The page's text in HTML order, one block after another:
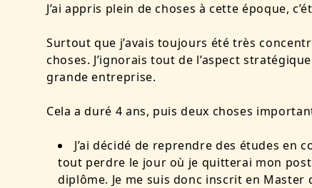
J’ai appris plein de choses à cette époque,
Surtout que j’avais toujours été très
choses. J’ignorais tout de l’aspect
grande entreprise.
Cela a duré 4 ans, puis deux choses
J’ai décidé de reprendre des études en
tout perdre le jour où je quitterai mon
diplôme. Je me suis donc inscrit en